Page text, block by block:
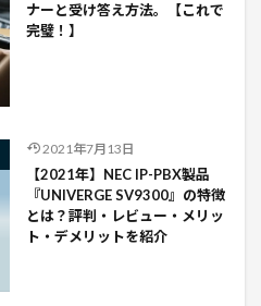
ナーと受け答え方法。【これで
完璧！】
2021年7月13日
【2021年】NEC IP-PBX製品
『UNIVERGE SV9300』の特徴
とは？評判・レビュー・メリッ
ト・デメリットを紹介